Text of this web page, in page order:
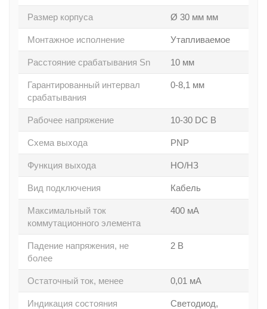
Размер корпуса Ø 30 мм мм
Монтажное исполнение Утапливаемое
Расстояние срабатывания Sn 10 мм
Гарантированный интервал
срабатывания
0-8,1 мм
Рабочее напряжение 10-30 DC В
Схема выхода PNP
Функция выхода НО/НЗ
Вид подключения Кабель
Максимальный ток
коммутационного элемента
400 мА
Падение напряжения, не
более
2 В
Остаточный ток, менее 0,01 мА
Индикация состояния
Светодиод,